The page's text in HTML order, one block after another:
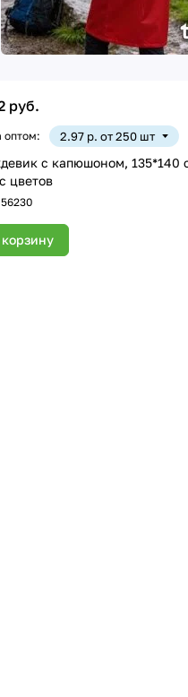
руб.
оптом: 2.97 р. от 250 шт
с капюшоном, 135*140
цветов
56230